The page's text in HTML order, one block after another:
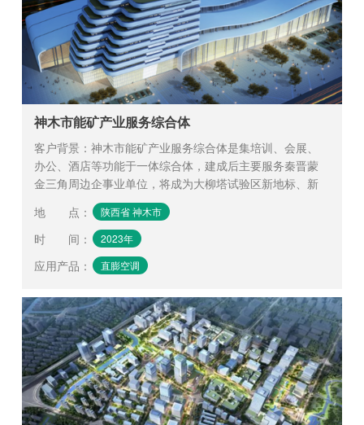
神木市能矿产业服务综合体
客户背景：神木市能矿产业服务综合体是集培训、会展、
办公、酒店等功能于一体综合体，建成后主要服务秦晋蒙
金三角周边企事业单位，将成为大柳塔试验区新地标、新
地 点 ： 陕西省 神木市
时 间 ： 2023年
应用产品 ： 直膨空调